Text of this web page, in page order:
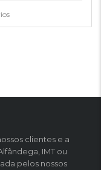
clientes e a
IMT ou
pelos nossos